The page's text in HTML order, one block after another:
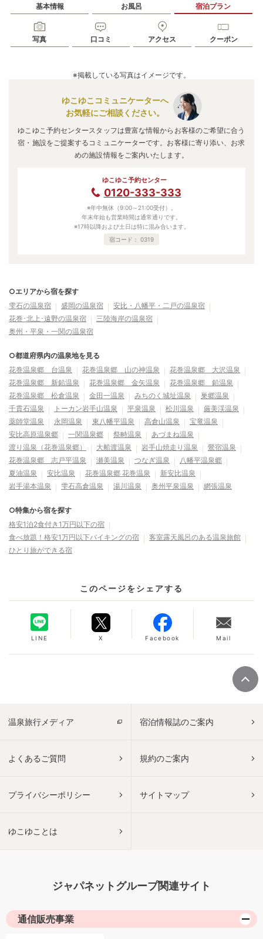
基本情報 お風呂 宿泊プラン
写真 口コミ アクセス クーポン
※掲載している写真はイメージです。
ゆこゆこコミュニケーターへ
お気軽にご相談ください。
ゆこゆこ予約センタースタッフは豊富な情報からお客様のご希望に合う
宿・施設をご提案するコミュニケーターです。お客様に寄り添い、お求
めの施設情報をご案内いたします。
ゆこゆこ予約センター
0120-333-333
※年中無休（9:00～21:00受付）。
年末年始も営業時間は通常通りです。
※17時以降および土日は特に混み合います。
宿コード： 0319
○エリアから宿を探す
雫石の温泉宿
盛岡の温泉宿
安比・八幡平・二戸の温泉宿
花巻･北上･遠野の温泉宿
三陸海岸の温泉宿
奥州・平泉・一関の温泉宿
○都道府県内の温泉地を見る
花巻温泉郷 台温泉
花巻温泉郷 山の神温泉
花巻温泉郷 大沢温泉
花巻温泉郷 新鉛温泉
花巻温泉郷 金矢温泉
花巻温泉郷 鉛温泉
花巻温泉郷 松倉温泉
金田一温泉 みちのく城址温泉
巣郷温泉
千貫石温泉
トーカン岩手山温泉 平泉温泉 松川温泉
厳美渓温泉
薬師堂温泉
永岡温泉 東八幡平温泉 高倉山温泉
宝竜温泉
安比高原温泉郷
一関温泉郷 祭畤温泉
あづまね温泉
渡り温泉（花巻温泉郷）
大船渡温泉 岩手山焼走り温泉
鶯宿温泉
花巻温泉郷 志戸平温泉
瀬美温泉 つなぎ温泉
八幡平温泉郷
夏油温泉
安比温泉 花巻温泉郷 花巻温泉
新安比温泉
岩手湯本温泉
雫石高倉温泉 湯川温泉 奥州平泉温泉 網張温泉
○特集から宿を探す
格安1泊2食付き1万円以下の宿
食べ放題！格安1万円以下バイキングの宿
客室露天風呂のある温泉旅館
ひとり旅ができる宿
このページをシェアする
LINE X Facebook Mail
温泉旅行メディア 宿泊情報誌のご案内
よくあるご質問 規約のご案内
プライバシーポリシー サイトマップ
ゆこゆことは
ジャパネットグループ関連サイト
通信販売事業